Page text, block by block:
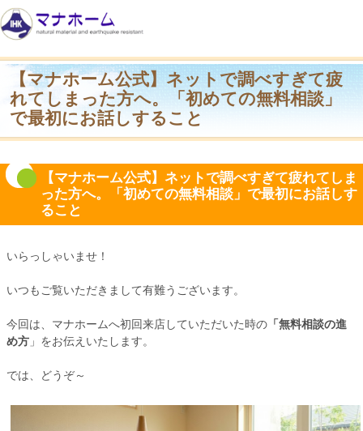
【マナホーム公式】ネットで調べすぎて疲
れてしまった方へ。「初めての無料相談」
で最初にお話しすること
【マナホーム公式】ネットで調べすぎて疲れてしま
った方へ。「初めての無料相談」で最初にお話しす
ること
いらっしゃいませ！
いつもご覧いただきまして有難うございます。
今回は、マナホームへ初回来店していただいた時の 「無料相談の進
め方 」をお伝えいたします。
では、どうぞ～